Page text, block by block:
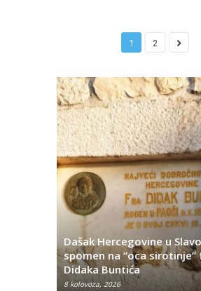
1 2
Dašak Hercegovine u
spomen na “oca sirotinje”
Didaka Buntića
8 kolovoza, 2026